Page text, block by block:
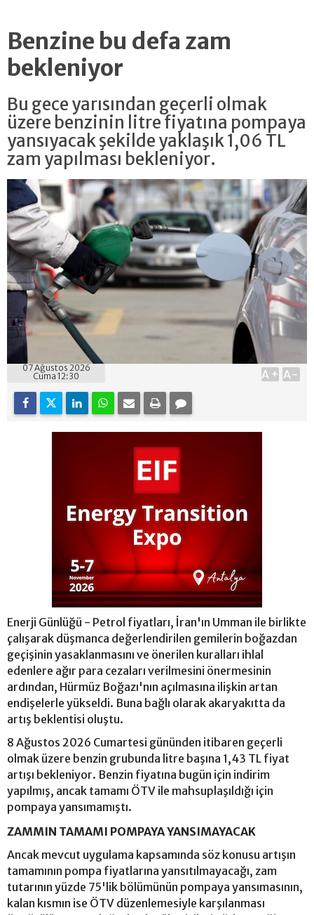
Benzine bu defa zam
bekleniyor
Bu gece yarısından geçerli olmak
üzere benzinin litre fiyatına pompaya
yansıyacak şekilde yaklaşık 1,06 TL
zam yapılması bekleniyor.
07 Ağustos 2026
Cuma 12:30
A+ A-
Enerji Günlüğü - Petrol fiyatları, İran'ın Umman ile birlikte
çalışarak düşmanca değerlendirilen gemilerin boğazdan
geçişinin yasaklanmasını ve önerilen kuralları ihlal
edenlere ağır para cezaları verilmesini önermesinin
ardından, Hürmüz Boğazı'nın açılmasına ilişkin artan
endişelerle yükseldi. Buna bağlı olarak akaryakıtta da
artış beklentisi oluştu.
8 Ağustos 2026 Cumartesi gününden itibaren geçerli
olmak üzere benzin grubunda litre başına 1,43 TL fiyat
artışı bekleniyor. Benzin fiyatına bugün için indirim
yapılmış, ancak tamamı ÖTV ile mahsuplaşıldığı için
pompaya yansımamıştı.
ZAMMIN TAMAMI POMPAYA YANSIMAYACAK
Ancak mevcut uygulama kapsamında söz konusu artışın
tamamının pompa fiyatlarına yansıtılmayacağı, zam
tutarının yüzde 75'lik bölümünün pompaya yansımasının,
kalan kısmın ise ÖTV düzenlemesiyle karşılanması